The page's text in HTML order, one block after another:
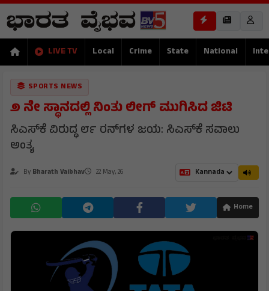
LIVE TV Local Crime State National
SPORTS NEWS
೨ ನೇ ಸ್ಥಾನದಲ್ಲಿ ನಿಂತು ಲೀಗ್ ಮುಗಿಸಿದ ಜಿಟಿ
ಸಿಎಸ್‌ಕೆ ವಿರುದ್ಧ ೮೯ ರನ್‌ಗಳ ಜಯ: ಸಿಎಸ್‌ಕೆ ಸವಾಲು
ಅಂತ್ಯ
By Bharath Vaibhav 22 May, 26
Home